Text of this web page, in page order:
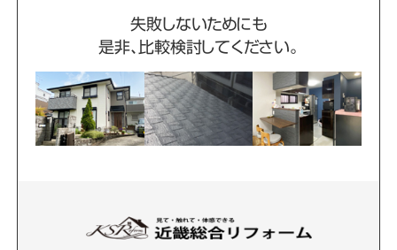
失敗しないためにも
是非、比較検討してください。